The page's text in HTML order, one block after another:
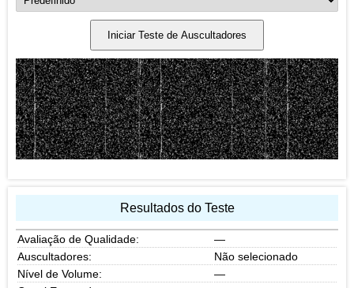
Iniciar Teste de Auscultadores
Resultados do Teste
Avaliação de Qualidade:
—
Auscultadores:
Não selecionado
Nível de Volume:
—